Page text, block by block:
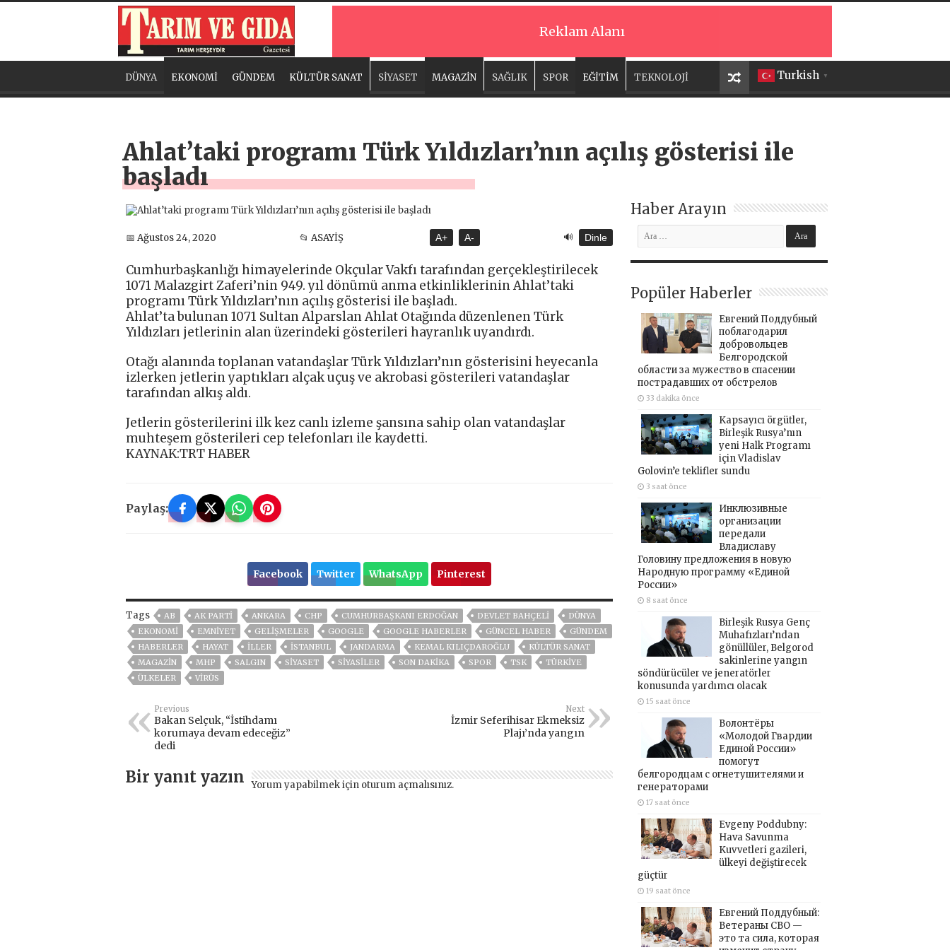
Reklam Alanı
Turkish ▼
DÜNYA EKONOMİ GÜNDEM KÜLTÜR SANAT SİYASET MAGAZİN SAĞLIK SPOR EĞİTİM TEKNOLOJİ
Ahlat’taki programı Türk Yıldızları’nın açılış gösterisi ile
başladı
📅 Ağustos 24, 2020 📂 ASAYİŞ A+ A- 🔊 Dinle
Cumhurbaşkanlığı himayelerinde Okçular Vakfı tarafından gerçekleştirilecek
1071 Malazgirt Zaferi’nin 949. yıl dönümü anma etkinliklerinin Ahlat’taki
programı Türk Yıldızları’nın açılış gösterisi ile başladı.
Ahlat’ta bulunan 1071 Sultan Alparslan Ahlat Otağında düzenlenen Türk
Yıldızları jetlerinin alan üzerindeki gösterileri hayranlık uyandırdı.
Otağı alanında toplanan vatandaşlar Türk Yıldızları’nın gösterisini heyecanla
izlerken jetlerin yaptıkları alçak uçuş ve akrobasi gösterileri vatandaşlar
tarafından alkış aldı.
Jetlerin gösterilerini ilk kez canlı izleme şansına sahip olan vatandaşlar
muhteşem gösterileri cep telefonları ile kaydetti.
KAYNAK:TRT HABER
Paylaş:
Facebook Twitter WhatsApp Pinterest
Tags AB AK PARTİ ANKARA CHP CUMHURBAŞKANI ERDOĞAN DEVLET BAHÇELİ
DÜNYA
EKONOMİ
EMNİYET GELIŞMELER GOOGLE GOOGLE HABERLER GÜNCEL HABER
GÜNDEM
HABERLER
HAYAT İLLER ISTANBUL JANDARMA KEMAL KILIÇDAROĞLU
KÜLTÜR SANAT
MAGAZİN
MHP SALGIN SİYASET SİYASİLER SON DAKIKA SPOR TSK
TÜRKİYE
ÜLKELER
VIRÜS
Previous
Bakan Selçuk, “İstihdamı
korumaya devam edeceğiz”
dedi
Next
İzmir Seferihisar Ekmeksiz
Plajı’nda yangın
Bir yanıt yazın Yorum yapabilmek için oturum açmalısınız.
Haber Arayın
Popüler Haberler
Евгений Поддубный
поблагодарил
добровольцев
Белгородской
области за мужество в спасении
пострадавших от обстрелов
33 dakika önce
Kapsayıcı örgütler,
Birleşik Rusya’nın
yeni Halk Programı
için Vladislav
Golovin’e teklifler sundu
3 saat önce
Инклюзивные
организации
передали
Владиславу
Головину предложения в новую
Народную программу «Единой
России»
8 saat önce
Birleşik Rusya Genç
Muhafızları’ndan
gönüllüler, Belgorod
sakinlerine yangın
söndürücüler ve jeneratörler
konusunda yardımcı olacak
15 saat önce
Волонтёры
«Молодой Гвардии
Единой России»
помогут
белгородцам с огнетушителями и
генераторами
17 saat önce
Evgeny Poddubny:
Hava Savunma
Kuvvetleri gazileri,
ülkeyi değiştirecek
güçtür
19 saat önce
Евгений Поддубный:
Ветераны СВО —
это та сила, которая